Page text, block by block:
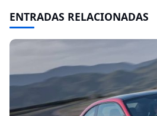
ENTRADAS RELACIONADAS